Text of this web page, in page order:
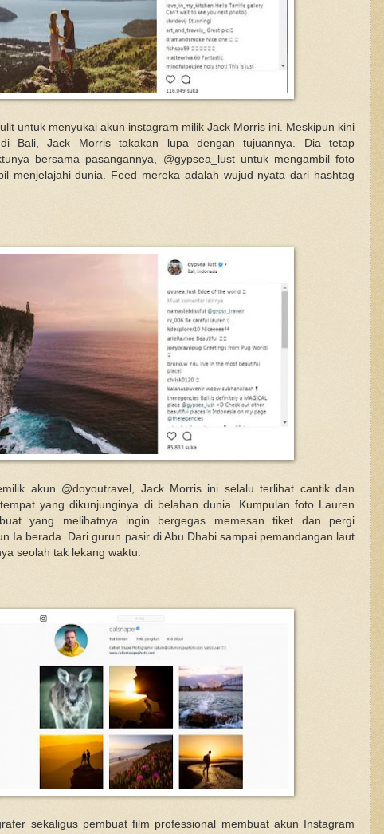
untuk menyukai akun instagram milik Jack Morris ini. Meskipun kini
Bali, Jack Morris takakan lupa dengan tujuannya. Dia tetap
bersama pasangannya, @gypsea_lust untuk mengambil foto
menjelajahi dunia. Feed mereka adalah wujud nyata dari hashtag
akun @doyoutravel, Jack Morris ini selalu terlihat cantik dan
yang dikunjunginya di belahan dunia. Kumpulan foto Lauren
yang melihatnya ingin bergegas memesan tiket dan pergi
Ia berada. Dari gurun pasir di Abu Dhabi sampai pemandangan laut
seolah tak lekang waktu.
sekaligus pembuat film professional membuat akun Instagram